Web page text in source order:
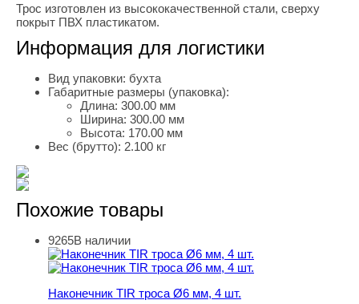
Трос изготовлен из высококачественной стали, сверху
покрыт ПВХ пластикатом.
Информация для логистики
Вид упаковки: бухта
Габаритные размеры (упаковка):
Длина: 300.00 мм
Ширина: 300.00 мм
Высота: 170.00 мм
Вес (брутто): 2.100 кг
Похожие товары
Наконечник TIR троса Ø6 мм, 4 шт.
9265В наличии
Наконечник TIR троса Ø6 мм, 4 шт.